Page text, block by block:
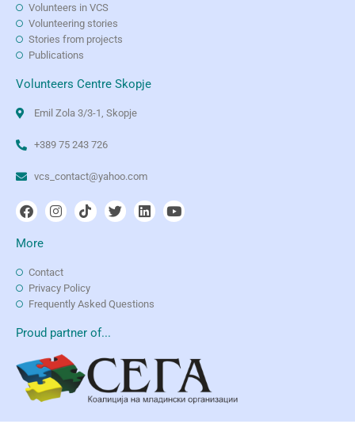
Volunteers in VCS
Volunteering stories
Stories from projects
Publications
Volunteers Centre Skopje
Emil Zola 3/3-1, Skopje
+389 75 243 726
vcs_contact@yahoo.com
More
Contact
Privacy Policy
Frequently Asked Questions
Proud partner of...